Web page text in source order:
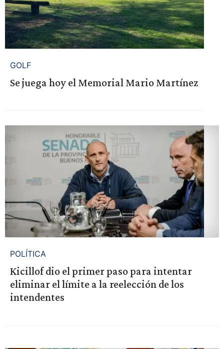
GOLF
Se juega hoy el Memorial Mario Martínez
POLÍTICA
Kicillof dio el primer paso para intentar
eliminar el límite a la reelección de los
intendentes